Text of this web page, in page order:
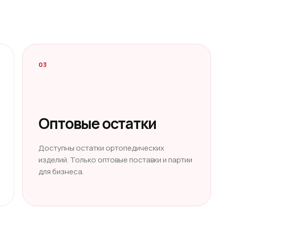
03
Оптовые остатки
Доступны остатки ортопедических
изделий. Только оптовые поставки и партии
для бизнеса.